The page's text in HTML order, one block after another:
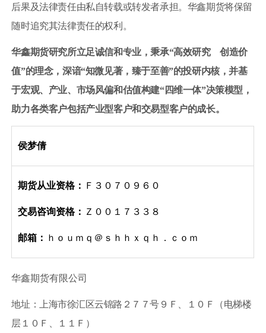
后果及法律责任由私自转载或转发者承担。华鑫期货将保留
随时追究其法律责任的权利。
华鑫期货研究所立足诚信和专业，秉承“高效研究 创造价
值”的理念，深谙“知微见著， 臻于至善”的投研内核，并基
于宏观、产业、市场风偏和估值构建“四维一体”决策模型，
助力各类客户包括产业型客户和交易型客户的成长。
侯梦倩
期货从业资格： Ｆ３０７０９６０
交易咨询资格： Ｚ００１７３３８
邮箱： ｈｏｕｍｑ ＠ｓｈｈｘｑｈ．ｃｏｍ
华鑫期货有限公司
地址：上海市徐汇区云锦路 ２７７号 ９Ｆ １０Ｆ
（电梯楼
层 １０Ｆ １１Ｆ ）